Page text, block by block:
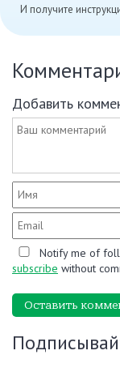
И получите
Добавить
Notify me of
subscribe without
Оставить